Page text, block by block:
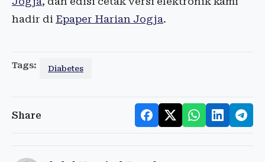
hadir di Epaper Harian Jogja.
Tags: Diabetes
Share